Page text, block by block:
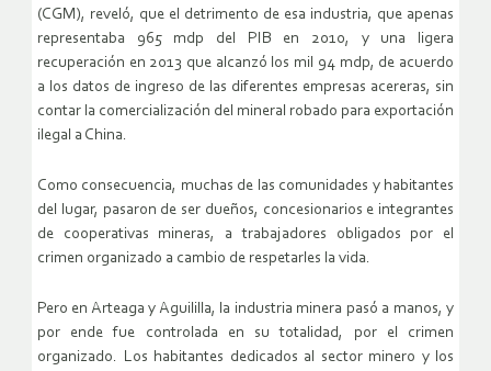
(CGM), reveló, que el detrimento de esa industria, que apenas
representaba 965 mdp del PIB en 2010, y una ligera
recuperación en 2013 que alcanzó los mil 94 mdp, de acuerdo
a los datos de ingreso de las diferentes empresas acereras, sin
contar la comercialización del mineral robado para exportación
ilegal a China.
Como consecuencia, muchas de las comunidades y habitantes
del lugar, pasaron de ser dueños, concesionarios e integrantes
de cooperativas mineras, a trabajadores obligados por el
crimen organizado a cambio de respetarles la vida.
Pero en Arteaga y Aguililla, la industria minera pasó a manos, y
por ende fue controlada en su totalidad, por el crimen
organizado. Los habitantes dedicados al sector minero y los